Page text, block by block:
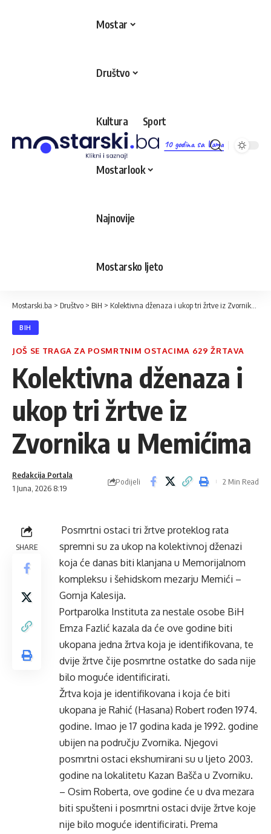
10 godina sa Vama
Mostar
Društvo
Kultura Sport
Mostarlook
Najnovije
Mostarsko ljeto
Mostarski.ba > Društvo > BiH > Kolektivna dženaza i ukop tri žrtve iz Zvornika u Memićima
BIH
JOŠ SE TRAGA ZA POSMRTNIM OSTACIMA 629 ŽRTAVA
Kolektivna dženaza i
ukop tri žrtve iz
Zvornika u Memićima
1 Juna, 2026 8:19
Redakcija Portala
Podijeli 2 Min Read
SHARE
Posmrtni ostaci tri žrtve proteklog rata
spremni su za ukop na kolektivnoj dženazi
koja će danas biti klanjana u Memorijalnom
kompleksu i šehidskom mezarju Memići –
Gornja Kalesija.
Portparolka Instituta za nestale osobe BiH
Emza Fazlić kazala da će ove godine biti
ukopana jedna žrtva koja je identifikovana, te
dvije žrtve čije posmrtne ostatke do sada nije
bilo moguće identificirati.
Žrtva koja je identifikovana i koja će biti
ukopana je Rahić (Hasana) Robert rođen 1974.
godine. Imao je 17 godina kada je 1992. godine
ubijen na području Zvornika. Njegovi
posmrtni ostaci ekshumirani su u ljeto 2003.
godine na lokalitetu Kazan Bašča u Zvorniku.
– Osim Roberta, ove godine će u dva mezara
biti spušteni i posmrtni ostaci dvije žrtve koje
nije bilo moguće identificirati. Prema